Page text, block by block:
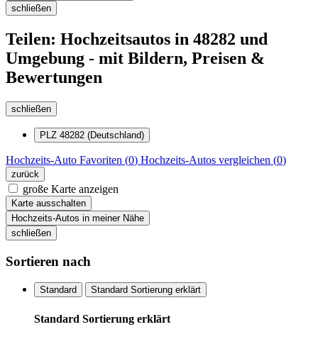
schließen
Teilen: Hochzeitsautos in 48282 und
Umgebung - mit Bildern, Preisen &
Bewertungen
schließen
PLZ 48282 (Deutschland)
Hochzeits-Auto Favoriten (0) Hochzeits-Autos vergleichen (0)
zurück
große Karte anzeigen
Karte ausschalten
Hochzeits-Autos in meiner Nähe
schließen
Sortieren nach
Standard Standard Sortierung erklärt
Standard Sortierung erklärt